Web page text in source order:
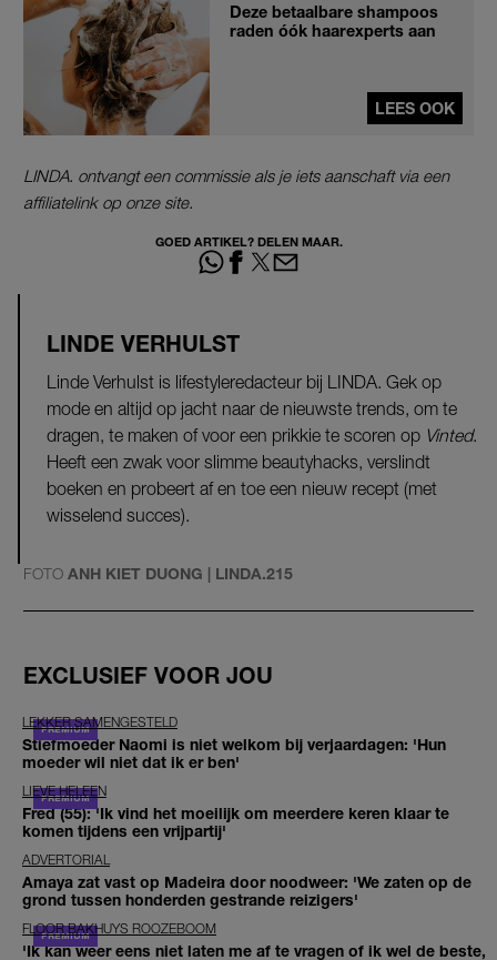
Deze betaalbare shampoos
raden óók haarexperts aan
LEES OOK
LINDA. ontvangt een commissie als je iets aanschaft via een
affiliatelink op onze site.
GOED ARTIKEL? DELEN MAAR.
LINDE VERHULST
Linde Verhulst is lifestyleredacteur bij LINDA. Gek op
mode en altijd op jacht naar de nieuwste trends, om te
dragen, te maken of voor een prikkie te scoren op Vinted.
Heeft een zwak voor slimme beautyhacks, verslindt
boeken en probeert af en toe een nieuw recept (met
wisselend succes).
FOTO ANH KIET DUONG | LINDA.215
EXCLUSIEF VOOR JOU
LEKKER SAMENGESTELD
Stiefmoeder Naomi is niet welkom bij verjaardagen: 'Hun
moeder wil niet dat ik er ben'
LIEVE HELEEN
Fred (55): 'Ik vind het moeilijk om meerdere keren klaar te
komen tijdens een vrijpartij'
ADVERTORIAL
Amaya zat vast op Madeira door noodweer: 'We zaten op de
grond tussen honderden gestrande reizigers'
FLOOR BAKHUYS ROOZEBOOM
'Ik kan weer eens niet laten me af te vragen of ik wel de beste,